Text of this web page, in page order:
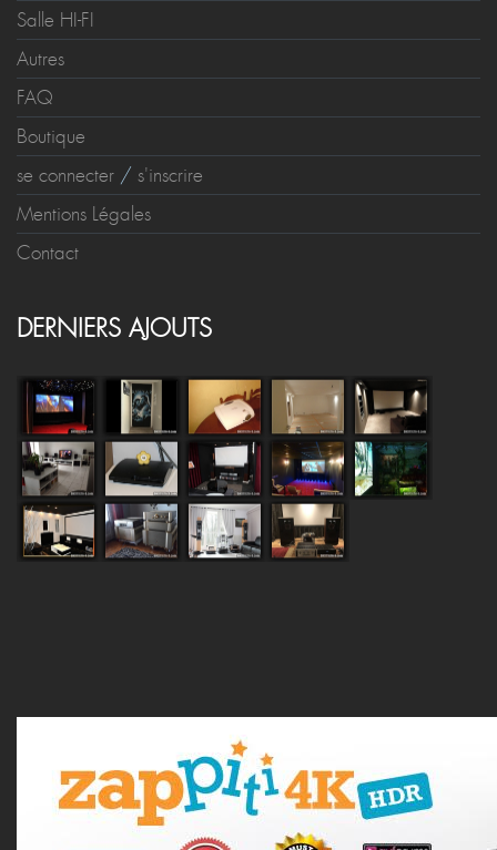
Salle HI-FI
Autres
FAQ
Boutique
se connecter / s'inscrire
Mentions Légales
Contact
DERNIERS AJOUTS